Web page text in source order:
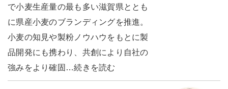
で小麦生産量の最も多い滋賀県ととも
に県産小麦のブランディングを推進。
小麦の知見や製粉ノウハウをもとに製
品開発にも携わり、共創により自社の
強みをより確固…続きを読む